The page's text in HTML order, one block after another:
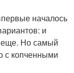
началось
и
еще. Но самый
с копченными